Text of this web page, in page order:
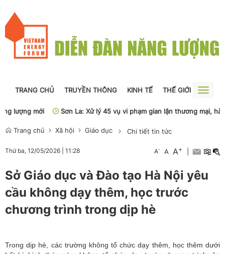
TRANG CHỦ TRUYỀN THÔNG KINH TẾ THẾ GIỚI
Toggle
lượng mới
Sơn La: Xử lý 45 vụ vi phạm gian lận thương mại, hàng
Trang chủ Xã hội Giáo dục Chi tiết tin tức
Thứ ba, 12/05/2026 11:28 A- A A+
Sở Giáo dục và Đào tạo Hà Nội yêu
cầu không dạy thêm, học trước
chương trình trong dịp hè
Trong dịp hè, các trường không tổ chức dạy thêm, học thêm dưới